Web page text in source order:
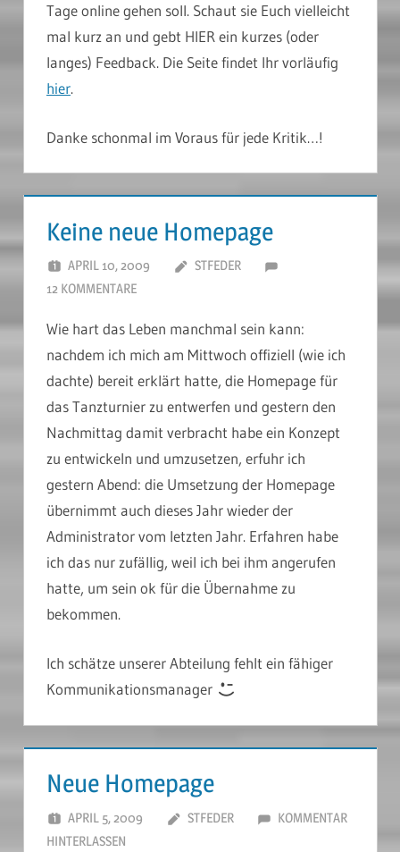
Tage online gehen soll. Schaut sie Euch vielleicht
mal kurz an und gebt HIER ein kurzes (oder
langes) Feedback. Die Seite findet Ihr vorläufig
hier.
Danke schonmal im Voraus für jede Kritik…!
Keine neue Homepage
APRIL 10, 2009
STFEDER
12 KOMMENTARE
Wie hart das Leben manchmal sein kann:
nachdem ich mich am Mittwoch offiziell (wie ich
dachte) bereit erklärt hatte, die Homepage für
das Tanzturnier zu entwerfen und gestern den
Nachmittag damit verbracht habe ein Konzept
zu entwickeln und umzusetzen, erfuhr ich
gestern Abend: die Umsetzung der Homepage
übernimmt auch dieses Jahr wieder der
Administrator vom letzten Jahr. Erfahren habe
ich das nur zufällig, weil ich bei ihm angerufen
hatte, um sein ok für die Übernahme zu
bekommen.
Ich schätze unserer Abteilung fehlt ein fähiger
Kommunikationsmanager
Neue Homepage
APRIL 5, 2009 STFEDER
KOMMENTAR
HINTERLASSEN